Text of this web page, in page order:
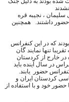
سلیمان ، نجیبه قره
حضور داشتند. همچنین
كه در اين كنفرانس
تنها نمايند گان
در خارج از كردستان
در سال آینده بايد
حضور يابند.
كردستان ايران و
خود و با استفاده از